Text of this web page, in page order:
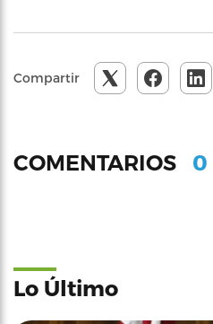
Compartir
COMENTARIOS 0
Lo Último